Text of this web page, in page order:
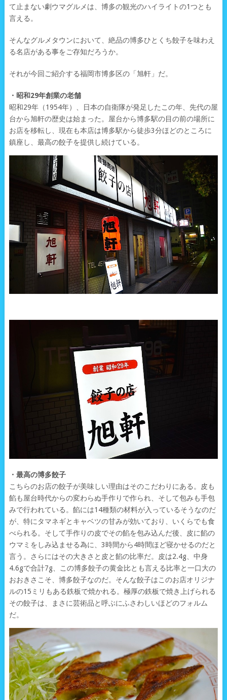
て止まない劇ウマグルメは、博多の観光のハイライトの1つとも
言える。
そんなグルメタウンにおいて、絶品の博多ひとくち餃子を味わえ
る名店がある事をご存知だろうか。
それが今回ご紹介する福岡市博多区の「旭軒」だ。
・昭和29年創業の老舗
昭和29年（1954年）、日本の自衛隊が発足したこの年、先代の屋
台から旭軒の歴史は始まった。屋台から博多駅の目の前の場所に
お店を移転し、現在も本店は博多駅から徒歩3分ほどのところに
鎮座し、最高の餃子を提供し続けている。
・最高の博多餃子
こちらのお店の餃子が美味しい理由はそのこだわりにある。皮も
餡も屋台時代からの変わらぬ手作りで作られ、そして包みも手包
みで行われている。餡には14種類の材料が入っているそうなのだ
が、特にタマネギとキャベツの甘みが効いており、いくらでも食
べられる。そして手作りの皮でその餡を包み込んだ後、皮に餡の
ウマミをしみ込ませる為に、3時間から4時間ほど寝かせるのだと
言う。さらにはその大きさと皮と餡の比率だ。皮は2.4g、中身
4.6gで合計7g、この博多餃子の黄金比とも言える比率と一口大の
おおきさこそ、博多餃子なのだ。そんな餃子はこのお店オリジナ
ルの15ミリもある鉄板で焼かれる。極厚の鉄板で焼き上げられる
その餃子は、まさに芸術品と呼ぶにふさわしいほどのフォルム
だ。